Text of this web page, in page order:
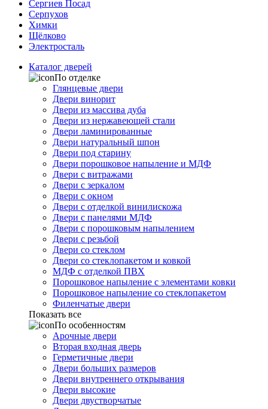
Сергиев Посад
Серпухов
Химки
Щёлково
Электросталь
Каталог дверей
По отделке
Глянцевые двери
Двери винорит
Двери из массива дуба
Двери из нержавеющей стали
Двери ламинированные
Двери натуральный шпон
Двери под старину
Двери порошковое напыление и МДФ
Двери с витражами
Двери с зеркалом
Двери с окном
Двери с отделкой винилискожа
Двери с панелями МДФ
Двери с порошковым напылением
Двери с резьбой
Двери со стеклом
Двери со стеклопакетом и ковкой
МДФ с отделкой ПВХ
Порошковое напыление с элементами ковки
Порошковое напыление со стеклопакетом
Филенчатые двери
Показать все
По особенностям
Арочные двери
Вторая входная дверь
Герметичные двери
Двери больших размеров
Двери внутреннего открывания
Двери высокие
Двери двустворчатые